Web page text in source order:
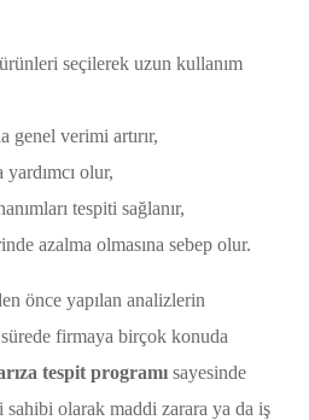
seçilerek uzun kullanım
genel verimi artırır,
yardımcı olur,
tespiti sağlanır,
azalma olmasına sebep olur.
önce yapılan analizlerin
sürede firmaya birçok konuda
tespit programı sayesinde
sahibi olarak maddi zarara ya da iş